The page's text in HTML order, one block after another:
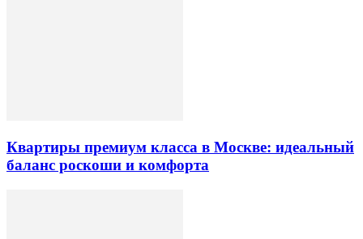
Квартиры премиум класса в Москве: идеальный
баланс роскоши и комфорта